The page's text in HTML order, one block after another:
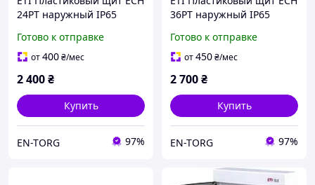
24PT наружный IP65
Готово к отправке
от400₴/мес
2 400₴
Купить
EN-TORG 97%
36PT наружный IP65
Готово к отправке
от450₴/мес
2 700₴
Купить
EN-TORG 97%